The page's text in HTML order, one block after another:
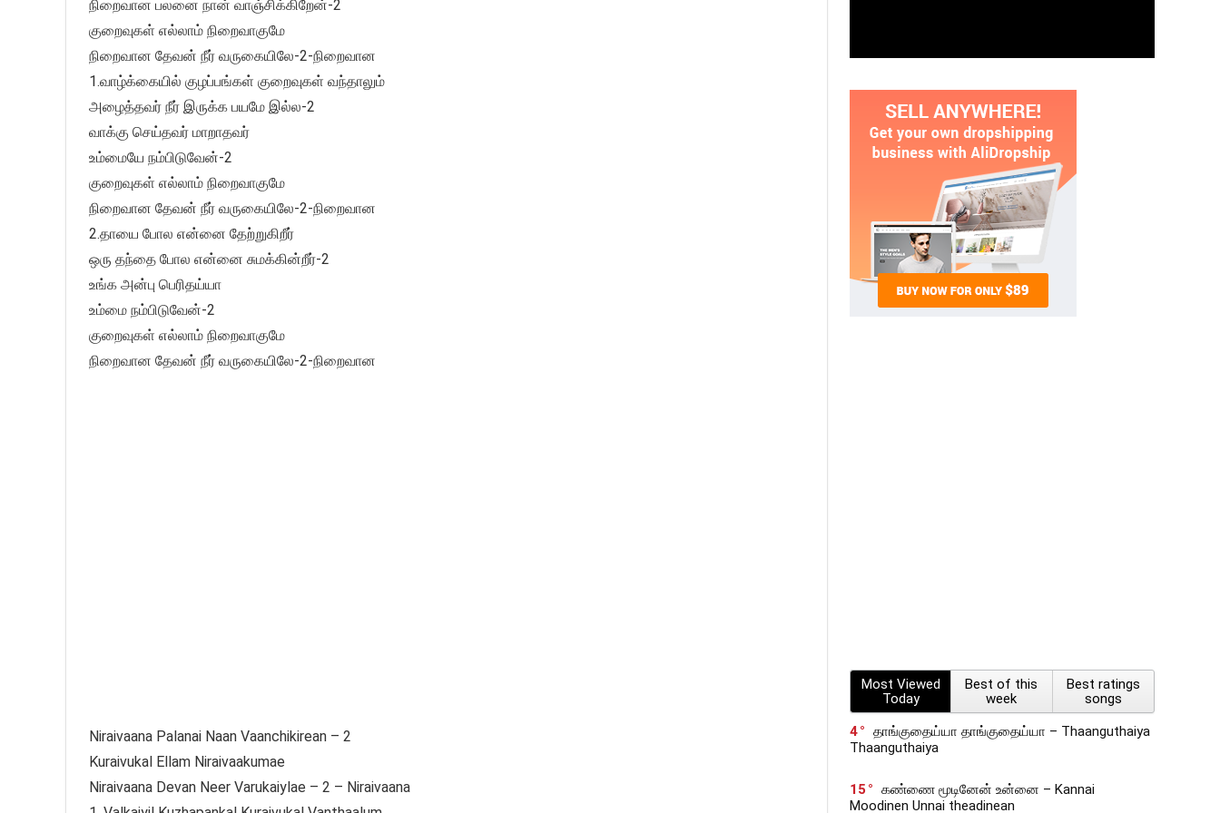
நிறைவான பலனை நான் வாஞ்சிக்கிறேன்-2
குறைவுகள் எல்லாம் நிறைவாகுமே
நிறைவான தேவன் நீர் வருகையிலே-2-நிறைவான
1.வாழ்க்கையில் குழப்பங்கள் குறைவுகள் வந்தாலும்
அழைத்தவர் நீர் இருக்க பயமே இல்ல-2
வாக்கு செய்தவர் மாறாதவர்
உம்மையே நம்பிடுவேன்-2
குறைவுகள் எல்லாம் நிறைவாகுமே
நிறைவான தேவன் நீர் வருகையிலே-2-நிறைவான
2.தாயை போல என்னை தேற்றுகிறீர்
ஒரு தந்தை போல என்னை சுமக்கின்றீர்-2
உங்க அன்பு பெரிதய்யா
உம்மை நம்பிடுவேன்-2
குறைவுகள் எல்லாம் நிறைவாகுமே
நிறைவான தேவன் நீர் வருகையிலே-2-நிறைவான
Niraivaana Palanai Naan Vaanchikirean – 2
Kuraivukal Ellam Niraivaakumae
Niraivaana Devan Neer Varukaiylae – 2 – Niraivaana
Most Viewed
Today
Best of this
week
Best ratings
songs
4
தாங்குதைய்யா தாங்குதைய்யா – Thaanguthaiya
Thaanguthaiya
15
கண்ணை மூடினேன் உன்னை – Kannai
Moodinen Unnai theadinean